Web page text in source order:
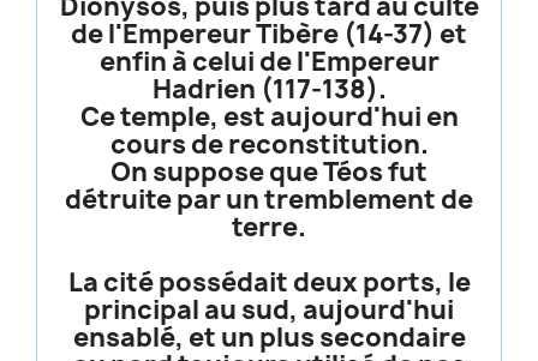
de l'Empereur Tibère (14-37) et
enfin à celui de l'Empereur
Hadrien (117-138).
Ce temple, est aujourd'hui en
cours de reconstitution.
On suppose que Téos fut
détruite par un tremblement de
terre.
La cité possédait deux ports, le
principal au sud, aujourd'hui
ensablé, et un plus secondaire